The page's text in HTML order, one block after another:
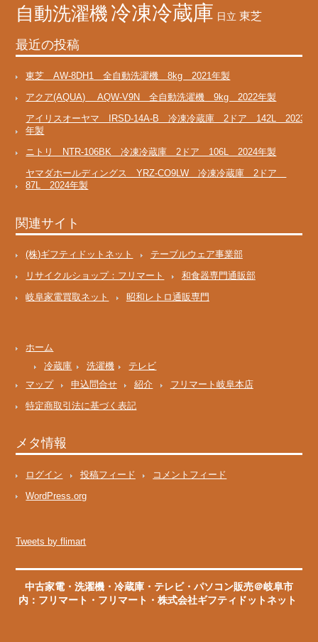
自動洗濯機 冷凍冷蔵庫 日立 東芝
最近の投稿
東芝 AW-8DH1 全自動洗濯機 8kg 2021年製
アクア(AQUA) AQW-V9N 全自動洗濯機 9kg 2022年製
アイリスオーヤマ IRSD-14A-B 冷凍冷蔵庫 2ドア 142L 2023
年製
ニトリ NTR-106BK 冷凍冷蔵庫 2ドア 106L 2024年製
ヤマダホールディングス YRZ-CO9LW 冷凍冷蔵庫 2ドア
87L 2024年製
関連サイト
(株)ギフティドットネット
テーブルウェア事業部
リサイクルショップ：フリマート
和食器専門通販部
岐阜家電買取ネット
昭和レトロ通販専門
ホーム
冷蔵庫
洗濯機
テレビ
マップ
申込問合せ 紹介
フリマート岐阜本店
特定商取引法に基づく表記
メタ情報
ログイン 投稿フィード
コメントフィード
WordPress.org
Tweets by flimart
中古家電・洗濯機・冷蔵庫・テレビ・パソコン販売＠岐阜市
内：フリマート ・ フリマート ・株式会社ギフティドットネット